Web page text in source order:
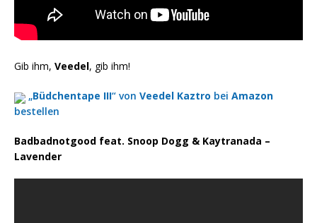
Gib ihm, Veedel, gib ihm!
„Büdchentape III“ von Veedel Kaztro bei Amazon
bestellen
Badbadnotgood feat. Snoop Dogg & Kaytranada –
Lavender